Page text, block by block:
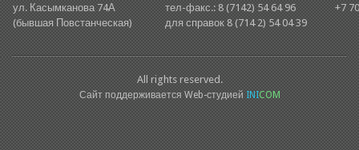
ул. Касымканова 74А
(бывшая Повстанческая)
тел-факс.: 8 (7142) 54 64 96
для справок 8 (714 2) 54 04 39
+7
All rights reserved.
Сайт поддерживается Web-студией INICOM